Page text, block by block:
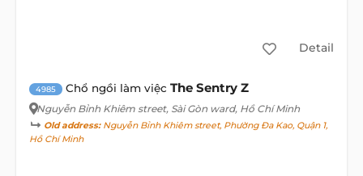
Detail
4985 Chổ ngồi làm việc The Sentry Z
Nguyễn Bỉnh Khiêm street, Sài Gòn ward, Hồ Chí Minh
Old address:Nguyễn Bỉnh Khiêm street, Phường Đa Kao, Quận 1,
Hồ Chí Minh